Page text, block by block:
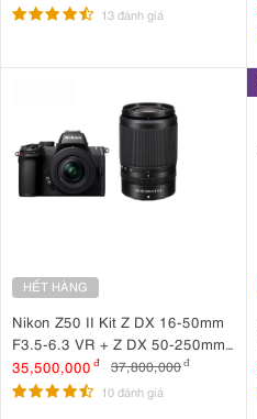
13 đánh giá
HẾT HÀNG
Nikon Z50 II Kit Z DX 16-50mm
F3.5-6.3 VR + Z DX 50-250mm
F4.5-6.3 VR
35,500,000 đ 37,800,000đ
10 đánh giá